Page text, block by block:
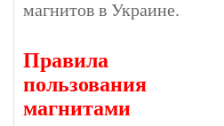
магнитов в Украине.
Правила
пользования
магнитами